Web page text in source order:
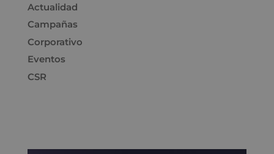
Actualidad
Campañas
Corporativo
Eventos
CSR